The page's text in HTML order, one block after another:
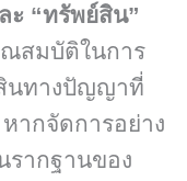
ะ “ทรัพย์สิน”
ณสมบัติในการ
นทางปัญญาที่
ากจัดการอย่าง
รากฐานของ